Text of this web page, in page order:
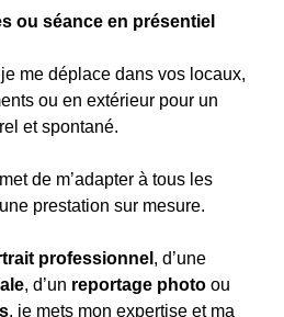
ou séance en présentiel
je me déplace dans vos locaux,
ou en extérieur pour un
et spontané.
de m’adapter à tous les
prestation sur mesure.
professionnel , d’une
, d’un reportage photo ou
, je mets mon expertise et ma